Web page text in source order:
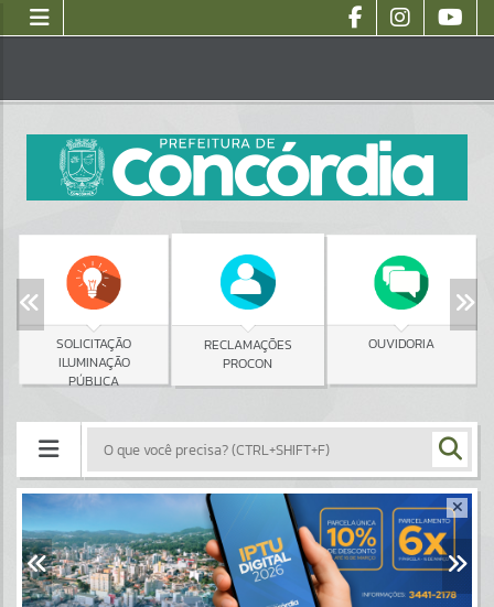
SOLICITAÇÃO
ILUMINAÇÃO
PÚBLICA
RECLAMAÇÕES
PROCON
OUVIDORIA
Portais